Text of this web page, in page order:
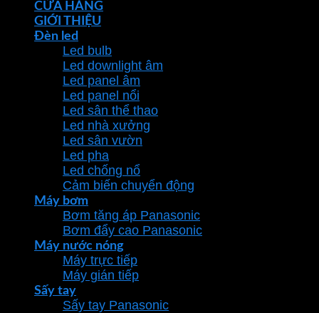
CỬA HÀNG
GIỚI THIỆU
Đèn led
Led bulb
Led downlight âm
Led panel âm
Led panel nổi
Led sân thể thao
Led nhà xưởng
Led sân vườn
Led pha
Led chống nổ
Cảm biến chuyển động
Máy bơm
Bơm tăng áp Panasonic
Bơm đẩy cao Panasonic
Máy nước nóng
Máy trực tiếp
Máy gián tiếp
Sấy tay
Sấy tay Panasonic